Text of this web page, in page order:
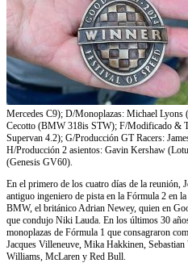
Mercedes C9); D/Monoplazas: Michael
Cecotto (BMW 318is STW); F/Modificado &
Supervan 4.2); G/Producción GT Racers:
H/Producción 2 asientos: Gavin Kershaw
(Genesis GV60).
En el primero de los cuatro días de la reunión,
antiguo ingeniero de pista en la Fórmula 2 en
BMW, el británico Adrian Newey, quien en
que condujo Niki Lauda. En los últimos 30
monoplazas de Fórmula 1 que consagraron
Jacques Villeneuve, Mika Hakkinen,
Williams, McLaren y Red Bull.